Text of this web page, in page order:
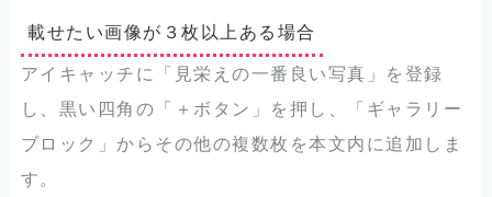
載せたい画像が３枚以上ある場合
アイキャッチに「見栄えの一番良い写真」を登録
し、黒い四角の「＋ボタン」を押し、「ギャラリー
ブロック」からその他の複数枚を本文内に追加しま
す。